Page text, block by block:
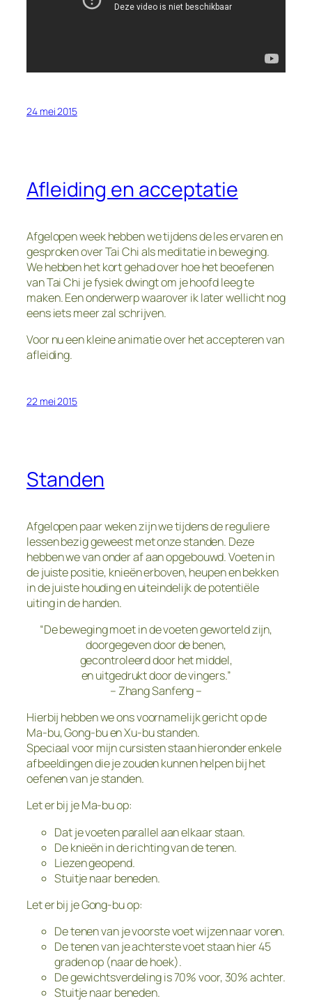
24 mei 2015
Afleiding en acceptatie
Afgelopen week hebben we tijdens de les ervaren en
gesproken over Tai Chi als meditatie in beweging.
We hebben het kort gehad over hoe het beoefenen
van Tai Chi je fysiek dwingt om je hoofd leeg te
maken. Een onderwerp waarover ik later wellicht nog
eens iets meer zal schrijven.
Voor nu een kleine animatie over het accepteren van
afleiding.
22 mei 2015
Standen
Afgelopen paar weken zijn we tijdens de reguliere
lessen bezig geweest met onze standen. Deze
hebben we van onder af aan opgebouwd. Voeten in
de juiste positie, knieën erboven, heupen en bekken
in de juiste houding en uiteindelijk de potentiële
uiting in de handen.
“De beweging moet in de voeten geworteld zijn,
doorgegeven door de benen,
gecontroleerd door het middel,
en uitgedrukt door de vingers.”
– Zhang Sanfeng –
Hierbij hebben we ons voornamelijk gericht op de
Ma-bu, Gong-bu en Xu-bu standen.
Speciaal voor mijn cursisten staan hieronder enkele
afbeeldingen die je zouden kunnen helpen bij het
oefenen van je standen.
Let er bij je Ma-bu op:
Dat je voeten parallel aan elkaar staan.
De knieën in de richting van de tenen.
Liezen geopend.
Stuitje naar beneden.
Let er bij je Gong-bu op:
De tenen van je voorste voet wijzen naar voren.
De tenen van je achterste voet staan hier 45
graden op (naar de hoek).
De gewichtsverdeling is 70% voor, 30% achter.
Stuitje naar beneden.